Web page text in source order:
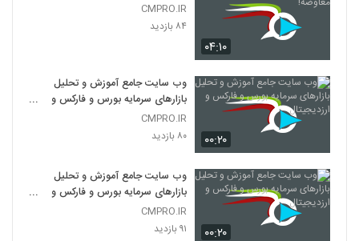
۰۴:۱۰
CMPRO.IR
۸۴ بازدید
۰۰:۲۰
وب سایت جامع آموزش و تحلیل
بازارهای سرمایه بورس و فارکس و
ارزدیجیتال
CMPRO.IR
۸۰ بازدید
۰۰:۲۰
وب سایت جامع آموزش و تحلیل
بازارهای سرمایه بورس و فارکس و
ارزدیجیتال
CMPRO.IR
۹۱ بازدید